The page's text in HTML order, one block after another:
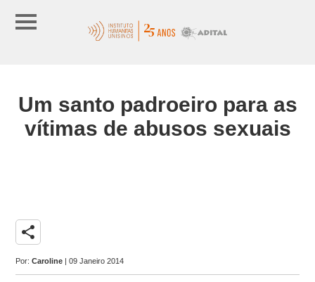
Um santo padroeiro para as
vítimas de abusos sexuais
share
Por:Caroline | 09 Janeiro 2014